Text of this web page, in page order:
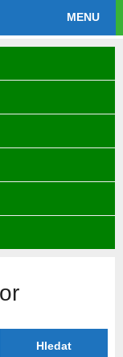
MENU